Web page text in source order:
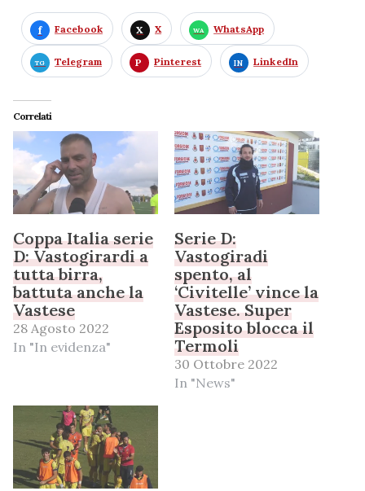
Facebook X WhatsApp
Telegram Pinterest LinkedIn
Correlati
Coppa Italia serie
D: Vastogirardi a
tutta birra,
battuta anche la
Vastese
28 Agosto 2022
In "In evidenza"
Serie D:
Vastogiradi
spento, al
‘Civitelle’ vince la
Vastese. Super
Esposito blocca il
Termoli
30 Ottobre 2022
In "News"